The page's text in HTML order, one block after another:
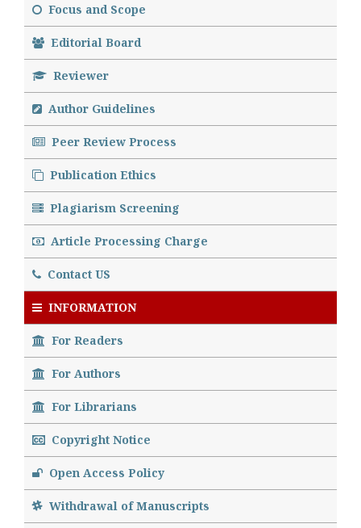
Focus and Scope
Editorial Board
Reviewer
Author Guidelines
Peer Review Process
Publication Ethics
Plagiarism Screening
Article Processing Charge
Contact US
INFORMATION
For Readers
For Authors
For Librarians
Copyright Notice
Open Access Policy
Withdrawal of Manuscripts